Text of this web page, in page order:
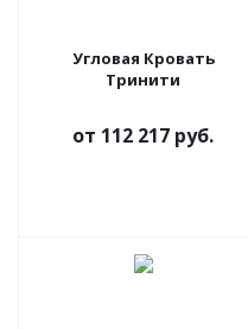
Угловая Кровать
Тринити
от 112 217 руб.